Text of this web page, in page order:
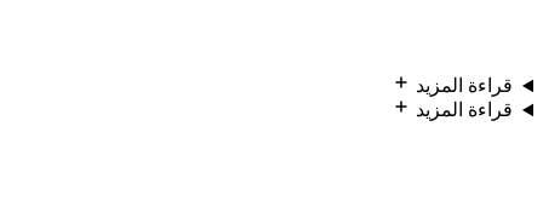
قراءة المزيد
قراءة المزيد